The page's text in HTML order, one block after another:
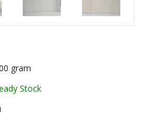
gram
Stock